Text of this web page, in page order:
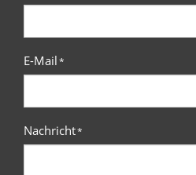
E-Mail*
Nachricht*